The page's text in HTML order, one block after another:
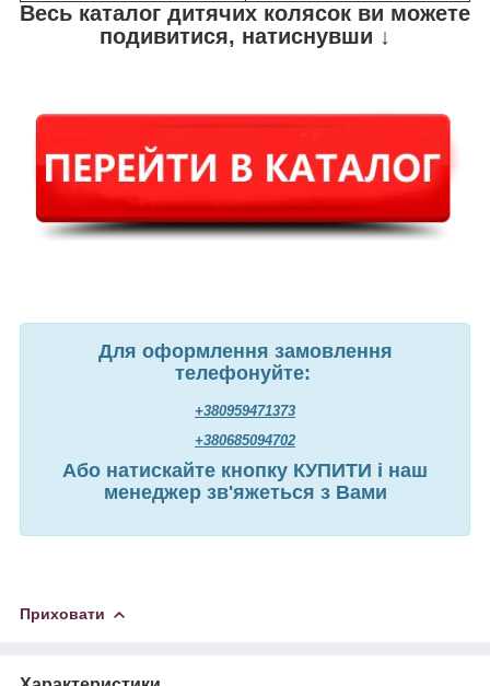
Весь каталог дитячих колясок ви можете
подивитися, натиснувши ↓
Для оформлення замовлення
телефонуйте:
+380959471373
+380685094702
Або натискайте кнопку КУПИТИ і наш
менеджер зв'яжеться з Вами
Приховати